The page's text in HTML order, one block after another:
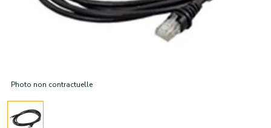
Photo non contractuelle